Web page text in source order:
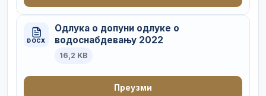
DOCX
Одлука о допуни одлуке о
водоснабдевању 2022
16,2 KB
Преузми